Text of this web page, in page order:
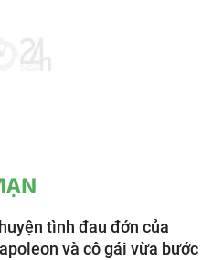
tình đau đớn của
và cô gái vừa bước